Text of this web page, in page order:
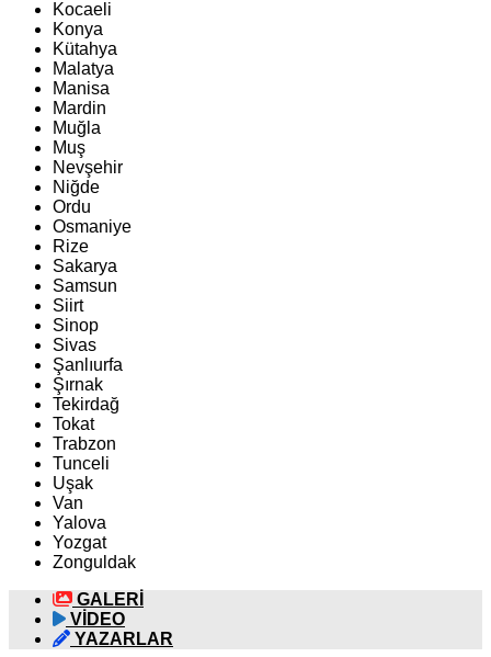
Kocaeli
Konya
Kütahya
Malatya
Manisa
Mardin
Muğla
Muş
Nevşehir
Niğde
Ordu
Osmaniye
Rize
Sakarya
Samsun
Siirt
Sinop
Sivas
Şanlıurfa
Şırnak
Tekirdağ
Tokat
Trabzon
Tunceli
Uşak
Van
Yalova
Yozgat
Zonguldak
GALERİ
VİDEO
YAZARLAR